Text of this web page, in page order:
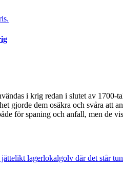
i krig redan i slutet av
gjorde dem osäkra och svåra att
för spaning och anfall, men de